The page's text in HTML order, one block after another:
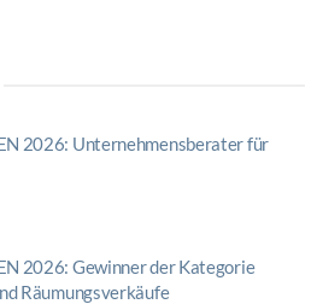
2026: Unternehmensberater für
2026: Gewinner der Kategorie
Räumungsverkäufe